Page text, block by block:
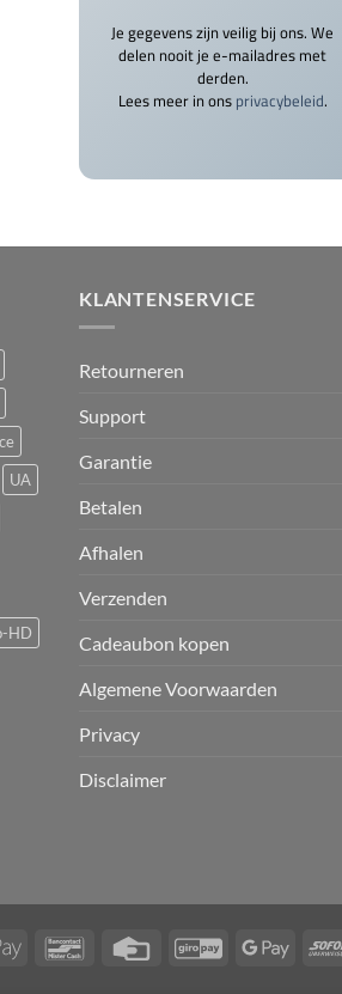
Je gegevens zijn veilig bij ons. We
delen nooit je e-mailadres met
derden.
Lees meer in onsprivacybeleid.
UA
HD
KLANTENSERVICE
Retourneren
Support
Garantie
Betalen
Afhalen
Verzenden
Cadeaubon kopen
Algemene Voorwaarden
Privacy
Disclaimer
Apple
BancontactCredit
GiroPay Google